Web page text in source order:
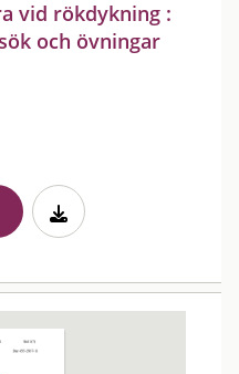
vid rökdykning :
och övningar